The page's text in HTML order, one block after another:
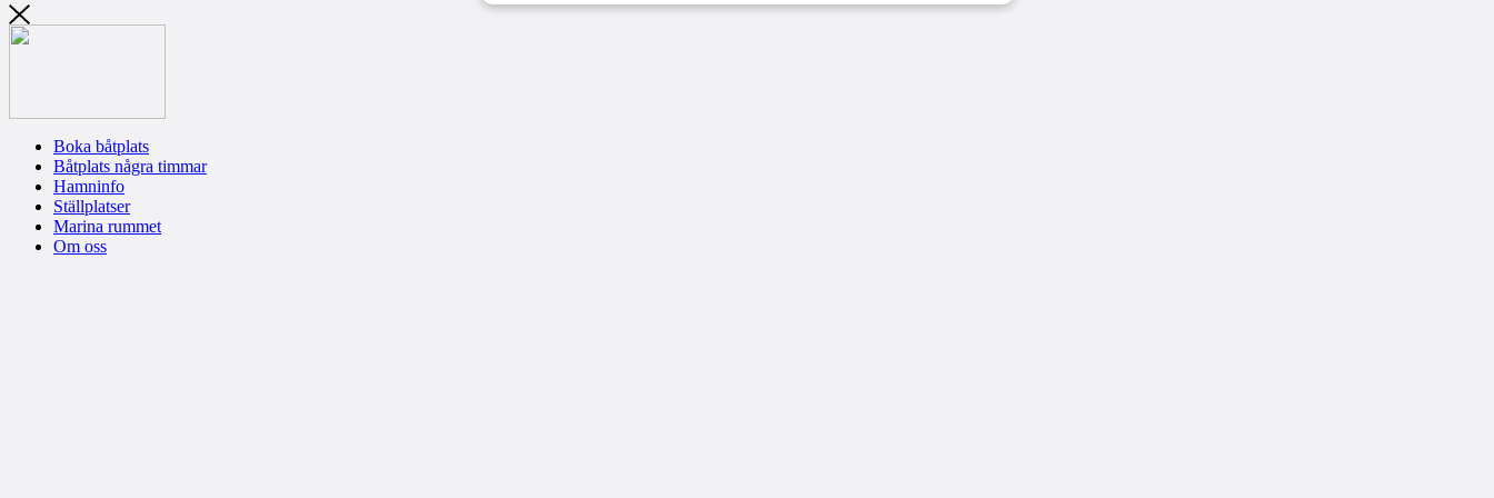
Boka båtplats
Båtplats några timmar
Hamninfo
Ställplatser
Marina rummet
Om oss